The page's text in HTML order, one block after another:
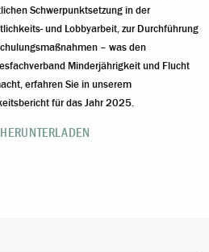
Schwerpunktsetzung in der
und Lobbyarbeit, zur Durchführung
– was den
Minderjährigkeit und Flucht
erfahren Sie in unserem
für das Jahr 2025.
HERUNTERLADEN